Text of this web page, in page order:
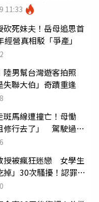
11:33
砍死妹夫！岳母追思首
營真相駁「爭產」
陸男幫台灣遊客拍照
失聯大伯」奇蹟重逢
斑馬線遭撞亡！母慟
修行去了」 駕駛過失
授被瘋狂迷戀 女學生
掉」30次騷擾！認罪免